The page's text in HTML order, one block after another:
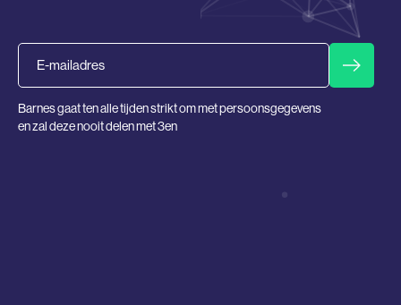
Barnes gaat ten alle tijden strikt om met persoonsgegevens
en zal deze nooit delen met 3en